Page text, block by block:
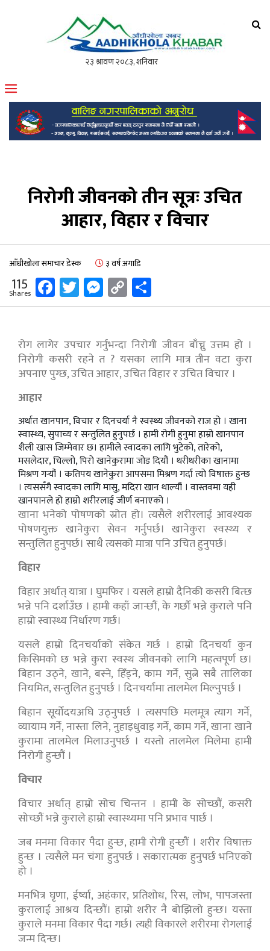
मोफसलकै लोकप्रिय अनलाइन पत्रिका
निरोगी जीवनको तीन सूत्रः उचित
आहार, विहार र विचार
आँधीखोला समाचार डेस्क ३ वर्ष अगाडि
115
Shares Facebook
Twitter
Messenger
Copy
Link
रोग लागेर उपचार गर्नुभन्दा निरोगी जीवन बाँच्नु उत्तम हो ।
निरोगी कसरी रहने त ? यसका लागि मात्र तीन वटा कुरा
अपनाए पुग्छ, उचित आहार, उचित विहार र उचित विचार ।
आहार
अर्थात खानपान, विचार र दिनचर्या नै स्वस्थ्य जीवनको राज हो । खाना
स्वास्थ्य, सुपाच्य र सन्तुलित हुनुपर्छ । हामी रोगी हुनुमा हाम्रो खानपान
शैली खास जिम्मेवार छ। हामीले स्वादका लागि भुटेको, तारेको,
मसलेदार, चिल्लो, पिरो खानेकुरामा जोड दियौं । थरीथरीका खानामा
मिश्रण गर्‍यौं । कतिपय खानेकुरा आपसमा मिश्रण गर्दा त्यो विषाक्त हुन्छ
। त्यससँगै स्वादका लागि मासु, मदिरा खान थाल्यौं । वास्तवमा यही
खानपानले हो हाम्रो शरीरलाई जीर्ण बनाएको ।
खाना भनेको पोषणको स्रोत हो। त्यसैले शरीरलाई आवश्यक
पोषणयुक्त खानेकुरा सेवन गर्नुपर्छ। खानेकुरा स्वस्थ्य र
सन्तुलित हुनुपर्छ। साथै त्यसको मात्रा पनि उचित हुनुपर्छ।
विहार
विहार अर्थात् यात्रा । घुमफिर । यसले हाम्रो दैनिकी कसरी बित्छ
भन्ने पनि दर्शाउँछ । हामी कहाँ जान्छौं, के गर्छौं भन्ने कुराले पनि
हाम्रो स्वास्थ्य निर्धारण गर्छ।
यसले हाम्रो दिनचर्याको संकेत गर्छ । हाम्रो दिनचर्या कुन
किसिमको छ भन्ने कुरा स्वस्थ जीवनको लागि महत्वपूर्ण छ।
बिहान उठ्ने, खाने, बस्ने, हिँड्ने, काम गर्ने, सुत्ने सबै तालिका
नियमित, सन्तुलित हुनुपर्छ । दिनचर्यामा तालमेल मिल्नुपर्छ ।
बिहान सूर्योदयअघि उठ्नुपर्छ । त्यसपछि मलमूत्र त्याग गर्ने,
व्यायाम गर्ने, नास्ता लिने, नुहाइधुवाइ गर्ने, काम गर्ने, खाना खाने
कुरामा तालमेल मिलाउनुपर्छ । यस्तो तालमेल मिलेमा हामी
निरोगी हुन्छौं ।
विचार
विचार अर्थात् हाम्रो सोच चिन्तन । हामी के सोच्छौं, कसरी
सोच्छौं भन्ने कुराले हाम्रो स्वास्थ्यमा पनि प्रभाव पार्छ ।
जब मनमा विकार पैदा हुन्छ, हामी रोगी हुन्छौं । शरीर विषाक्त
हुन्छ । त्यसैले मन चंगा हुनुपर्छ । सकारात्मक हुनुपर्छ भनिएको
हो ।
मनभित्र घृणा, ईर्ष्या, अहंकार, प्रतिशोध, रिस, लोभ, पापजस्ता
कुरालाई आश्रय दिन्छौं। हाम्रो शरीर नै बोझिलो हुन्छ। यस्ता
कुराले मनमा विकार पैदा गर्छ। त्यही विकारले शरीरमा रोगलाई
जन्म दिन्छ।